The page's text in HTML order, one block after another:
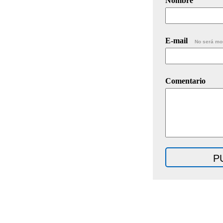
E-mail No será
Comentario